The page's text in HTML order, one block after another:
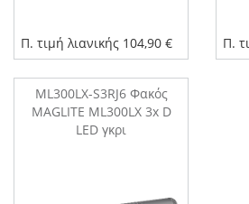
Π. τιμή λιανικής 104,90 € Π.
ML300LX-S3RJ6 Φακός
MAGLITE ML300LX 3x D
LED γκρι